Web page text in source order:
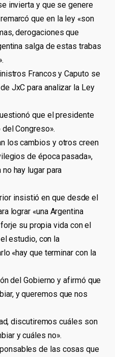
invierta y que se genere
que en la ley «son
derogaciones que
salga de estas trabas
Francos y Caputo se
JxC para analizar la Ley
que el presidente
Congreso».
los cambios y otros creen
de época pasada»,
hay lugar para
insistió en que desde el
lograr «una Argentina
su propia vida con el
estudio, con la
«hay que terminar con la
del Gobierno y afirmó que
y queremos que nos
discutiremos cuáles son
y cuáles no».
de las cosas que